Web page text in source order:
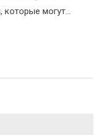
которые могут
чтобы они